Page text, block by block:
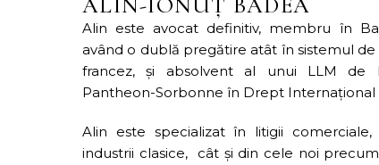
ALIN-IONUȚ BADEA
Alin este avocat definitiv, membru în
având o dublă pregătire atât în sistemul
francez, și absolvent al unui LLM de
Pantheon-Sorbonne în Drept Internațional
Alin este specializat în litigii
industrii clasice, cât și din cele noi